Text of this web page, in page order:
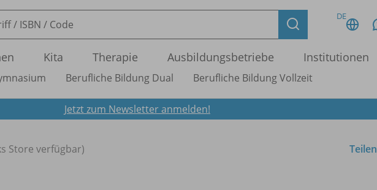
DE
Kita Therapie Ausbildungsbetriebe Institutionen
Berufliche Bildung Dual Berufliche Bildung Vollzeit
Jetzt zum Newsletter anmelden!
Store verfügbar) Teilen